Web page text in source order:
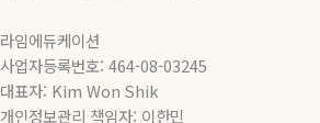
라임에듀케이션
사업자등록번호: 464-08-03245
대표자: Kim Won Shik
개인정보관리 책임자: 이한민